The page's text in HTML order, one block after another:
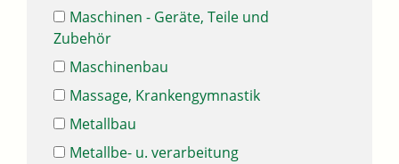
Maschinen - Geräte, Teile und
Zubehör
Maschinenbau
Massage, Krankengymnastik
Metallbau
Metallbe- u. verarbeitung